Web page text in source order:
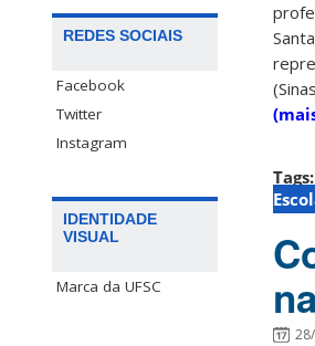
REDES SOCIAIS
Facebook
Twitter
Instagram
IDENTIDADE
VISUAL
Marca da UFSC
Tags: